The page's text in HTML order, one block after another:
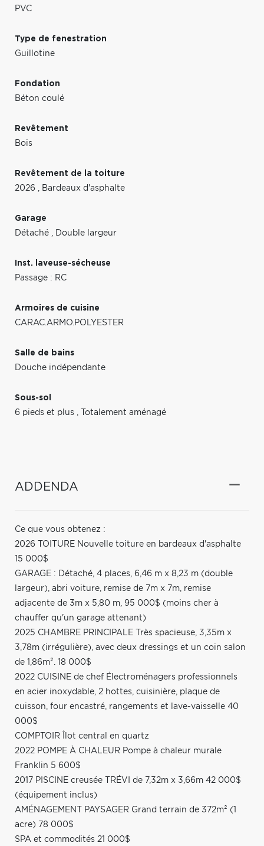
PVC
Type de fenestration
Guillotine
Fondation
Béton coulé
Revêtement
Bois
Revêtement de la toiture
2026 , Bardeaux d'asphalte
Garage
Détaché , Double largeur
Inst. laveuse-sécheuse
Passage : RC
Armoires de cuisine
CARAC.ARMO.POLYESTER
Salle de bains
Douche indépendante
Sous-sol
6 pieds et plus , Totalement aménagé
ADDENDA
Ce que vous obtenez :
2026 TOITURE Nouvelle toiture en bardeaux d'asphalte
15 000$
GARAGE : Détaché, 4 places, 6,46 m x 8,23 m (double
largeur), abri voiture, remise de 7m x 7m, remise
adjacente de 3m x 5,80 m, 95 000$ (moins cher à
chauffer qu'un garage attenant)
2025 CHAMBRE PRINCIPALE Très spacieuse, 3,35m x
3,78m (irrégulière), avec deux dressings et un coin salon
de 1,86m². 18 000$
2022 CUISINE de chef Électroménagers professionnels
en acier inoxydable, 2 hottes, cuisinière, plaque de
cuisson, four encastré, rangements et lave-vaisselle 40
000$
COMPTOIR Îlot central en quartz
2022 POMPE À CHALEUR Pompe à chaleur murale
Franklin 5 600$
2017 PISCINE creusée TRÉVI de 7,32m x 3,66m 42 000$
(équipement inclus)
AMÉNAGEMENT PAYSAGER Grand terrain de 372m² (1
acre) 78 000$
SPA et commodités 21 000$